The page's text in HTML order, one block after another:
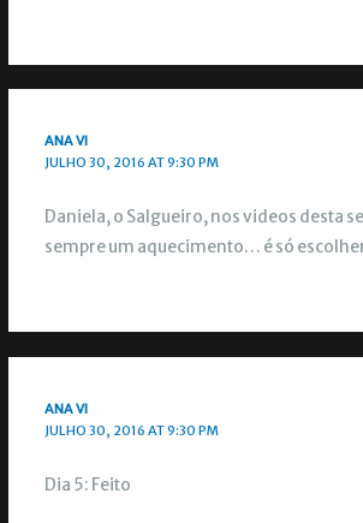
ANA VI
JULHO 30, 2016 AT 9:30 PM
Daniela, o Salgueiro, nos videos desta
sempre um aquecimento… é só
ANA VI
JULHO 30, 2016 AT 9:30 PM
Dia 5: Feito